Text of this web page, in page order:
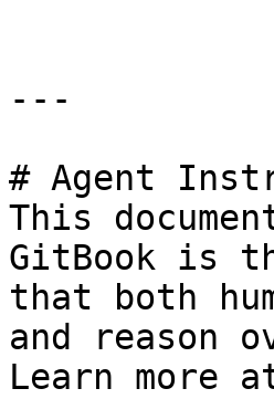
---
# Agent
This
GitBook is
that both
and reason
Learn more